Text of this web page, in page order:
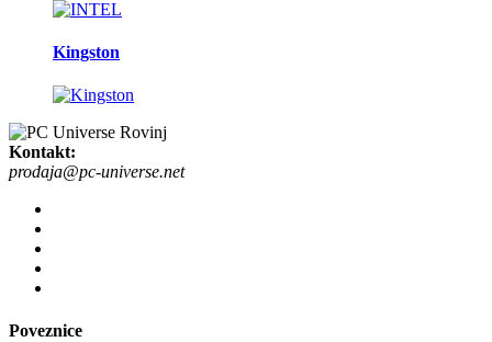
Kingston
Kontakt:
prodaja@pc-universe.net
Poveznice